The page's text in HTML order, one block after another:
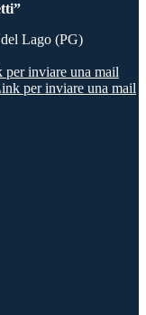
Lago (PG)
per inviare una mail
per inviare una mail